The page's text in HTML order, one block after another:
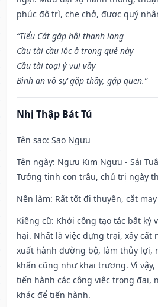
phúc độ trì, che chở, được quý
“Tiểu Cát gặp hội thanh long
Cầu tài cầu lộc ở trong quẻ này
Cầu tài toại ý vui vầy
Bình an vô sự gặp thầy, gặp quen.”
Nhị Thập Bát Tú
Tên sao: Sao Ngưu
Tên ngày: Ngưu Kim Ngưu - Sái
Tướng tinh con trâu, chủ trị ngày
Nên làm: Rất tốt đi thuyền, cắt
Kiêng cữ: Khởi công tạo tác bất kỳ
hại. Nhất là việc dựng trại, xây cất
xuất hành đường bộ, làm thủy lợi,
khẩn cũng như khai trương. Vì
tiến hành các công việc trọng đại,
khác để tiến hành.